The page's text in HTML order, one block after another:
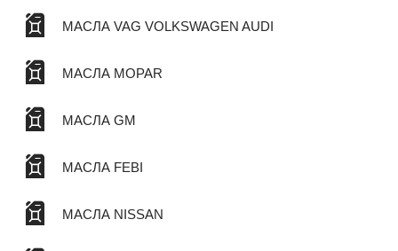
МАСЛА VAG VOLKSWAGEN AUDI
МАСЛА MOPAR
МАСЛА GM
МАСЛА FEBI
МАСЛА NISSAN